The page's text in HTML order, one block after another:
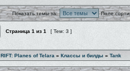
Показать темы за: Поле
Страница 1 из 1 [ Тем: 3 ]
RIFT: Planes of Telara » Классы и билды » Tank